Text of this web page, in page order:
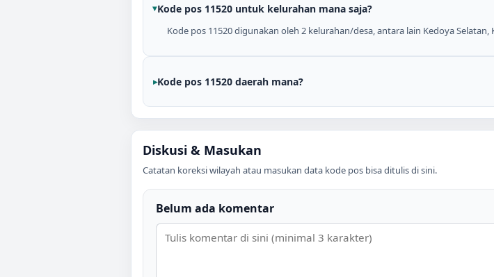
Kode pos 11520 untuk kelurahan mana saja?
Kode pos 11520 digunakan oleh 2 kelurahan/desa, antara lain Kedoya
Kode pos 11520 daerah mana?
Diskusi & Masukan
Catatan koreksi wilayah atau masukan data kode pos bisa ditulis di sini.
Belum ada komentar